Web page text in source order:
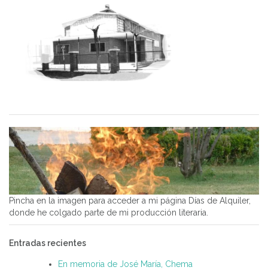
Pincha en la imagen para acceder a mi página Días de Alquiler,
donde he colgado parte de mi producción literaria.
Entradas recientes
En memoria de José María, Chema